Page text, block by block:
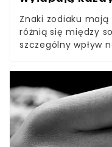
Znaki zodiaku
różnią się między
szczególny wpływ
ponadprzeciętnym
nawet na
prostu nie da się
może różnić się w
podczas naszych
możliwe. Niektóre